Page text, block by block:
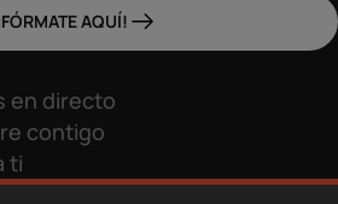
AQUÍ!
en directo
contigo
ti